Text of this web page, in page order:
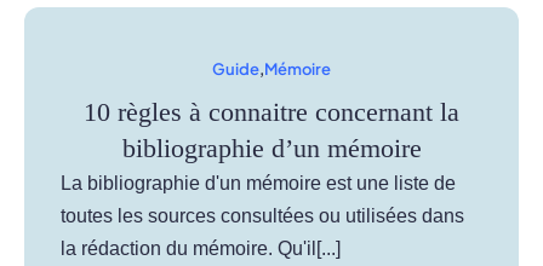
Guide,Mémoire
10 règles à connaitre concernant la
bibliographie d’un mémoire
La bibliographie d'un mémoire est une liste de
toutes les sources consultées ou utilisées dans
la rédaction du mémoire. Qu'il[...]